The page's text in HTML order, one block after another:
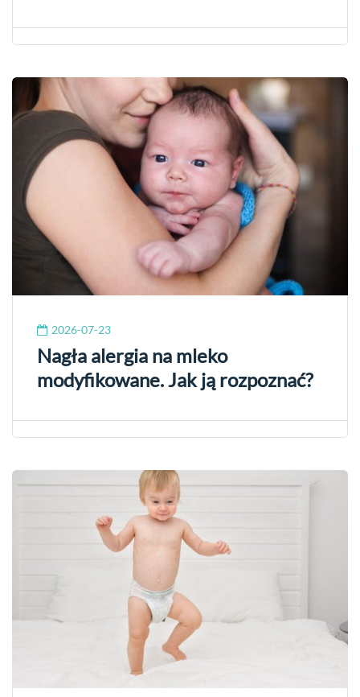
2026-07-23
Nagła alergia na mleko
modyfikowane. Jak ją rozpoznać?